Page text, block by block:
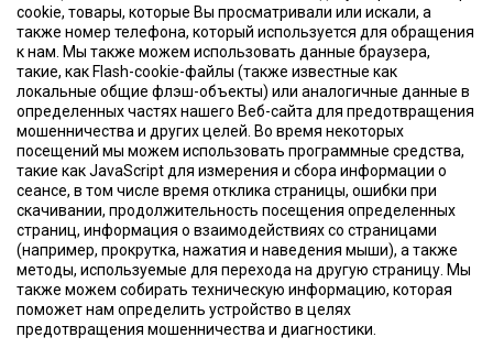
cookie, товары, которые Вы просматривали или искали, а
также номер телефона, который используется для обращения
к нам. Мы также можем использовать данные браузера,
такие, как Flash-cookie-файлы (также известные как
локальные общие флэш-объекты) или аналогичные данные в
определенных частях нашего Веб-сайта для предотвращения
мошенничества и других целей. Во время некоторых
посещений мы можем использовать программные средства,
такие как JavaScript для измерения и сбора информации о
сеансе, в том числе время отклика страницы, ошибки при
скачивании, продолжительность посещения определенных
страниц, информация о взаимодействиях со страницами
(например, прокрутка, нажатия и наведения мыши), а также
методы, используемые для перехода на другую страницу. Мы
также можем собирать техническую информацию, которая
поможет нам определить устройство в целях
предотвращения мошенничества и диагностики.